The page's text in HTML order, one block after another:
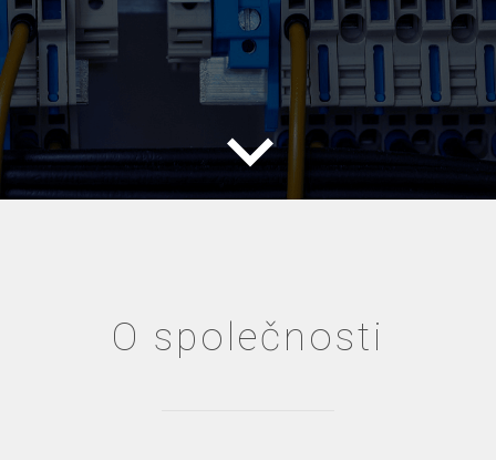
O společnosti